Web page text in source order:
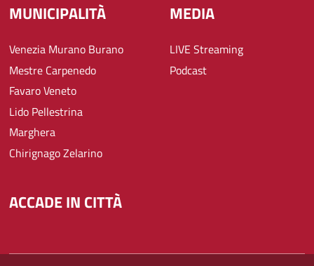
MUNICIPALITÀ
Venezia Murano Burano
Mestre Carpenedo
Favaro Veneto
Lido Pellestrina
Marghera
Chirignago Zelarino
MEDIA
LIVE Streaming
Podcast
ACCADE IN CITTÀ